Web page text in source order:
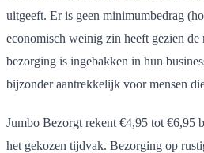
uitgeeft. Er is geen minimumbedrag
economisch weinig zin heeft gezien de
bezorging is ingebakken in hun
bijzonder aantrekkelijk voor mensen
Jumbo Bezorgt rekent €4,95 tot €6,95
het gekozen tijdvak. Bezorging op